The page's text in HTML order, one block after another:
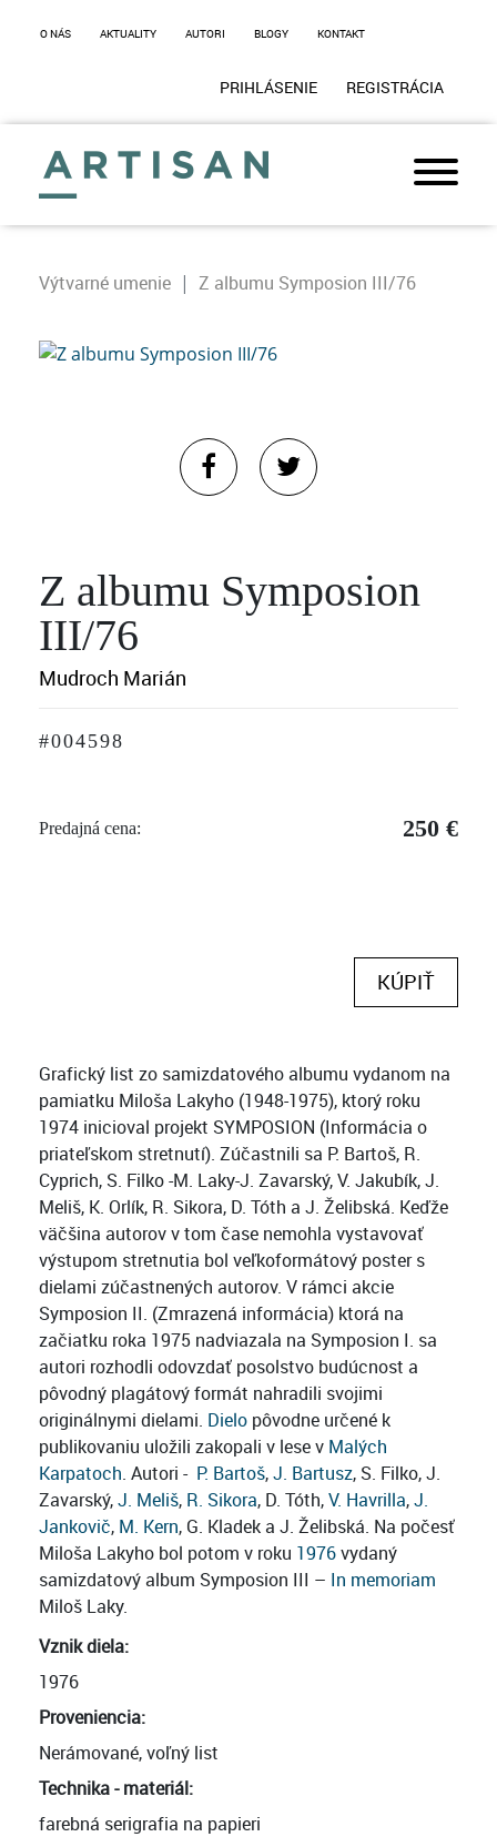
O NÁS AKTUALITY AUTORI BLOGY KONTAKT
PRIHLÁSENIE REGISTRÁCIA
Výtvarné umenie Z albumu Symposion III/76
Z albumu Symposion
III/76
Mudroch Marián
#004598
Predajná cena: 250 €
KÚPIŤ
Grafický list zo samizdatového albumu vydanom na
pamiatku Miloša Lakyho (1948-1975), ktorý roku
1974 inicioval projekt SYMPOSION (Informácia o
priateľskom stretnutí). Zúčastnili sa P. Bartoš, R.
Cyprich, S. Filko -M. Laky-J. Zavarský, V. Jakubík, J.
Meliš, K. Orlík, R. Sikora, D. Tóth a J. Želibská. Keďže
väčšina autorov v tom čase nemohla vystavovať
výstupom stretnutia bol veľkoformátový poster s
dielami zúčastnených autorov. V rámci akcie
Symposion II. (Zmrazená informácia) ktorá na
začiatku roka 1975 nadviazala na Symposion I. sa
autori rozhodli odovzdať posolstvo budúcnost a
pôvodný plagátový formát nahradili svojimi
originálnymi dielami. Dielo pôvodne určené k
publikovaniu uložili zakopali v lese v Malých
Karpatoch. Autori - P. Bartoš,J. Bartusz, S. Filko, J.
Zavarský,J. Meliš, R. Sikora, D. Tóth,V. Havrilla,J.
Jankovič, M. Kern, G. Kladek a J. Želibská. Na počesť
Miloša Lakyho bol potom v roku 1976vydaný
samizdatový album Symposion III – In memoriam
Miloš Laky.
Vznik diela:
1976
Proveniencia:
Nerámované, voľný list
Technika - materiál:
farebná serigrafia na papieri